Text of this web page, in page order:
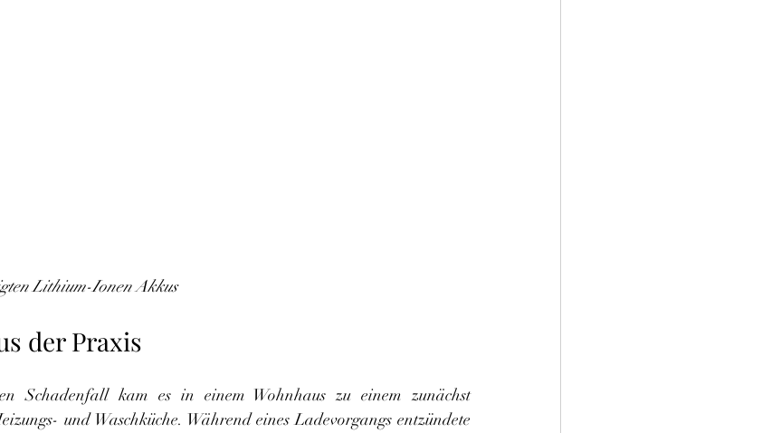
Lithium-Ionen Akkus
der Praxis
Schadenfall kam es in einem Wohnhaus zu einem zunächst
und Waschküche. Während eines Ladevorgangs entzündete